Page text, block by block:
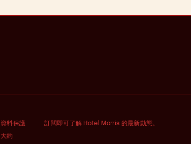
資料保護
大約
訂閱即可了解 Hotel Morris 的最新動態。